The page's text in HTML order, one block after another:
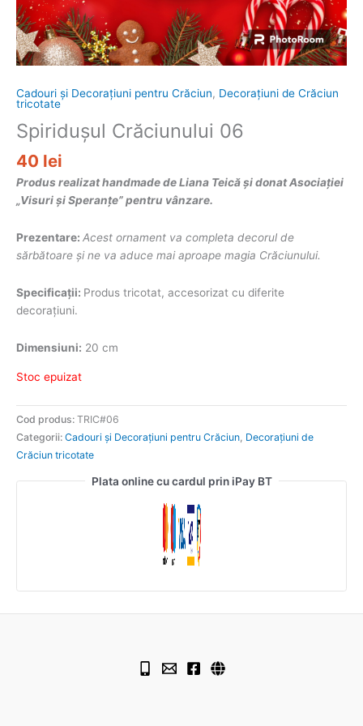
Cadouri și Decorațiuni pentru Crăciun, Decorațiuni de Crăciun
tricotate
Spiridușul Crăciunului 06
40 lei
Produs realizat handmade de Liana Teică și donat Asociației
„Visuri și Speranțe” pentru vânzare.
Prezentare: Acest ornament va completa decorul de
sărbătoare și ne va aduce mai aproape magia Crăciunului.
Specificații: Produs tricotat, accesorizat cu diferite
decorațiuni.
Dimensiuni: 20 cm
Stoc epuizat
Cod produs: TRIC#06
Categorii: Cadouri și Decorațiuni pentru Crăciun Decorațiuni de
Crăciun tricotate
Plata online cu cardul prin iPay BT